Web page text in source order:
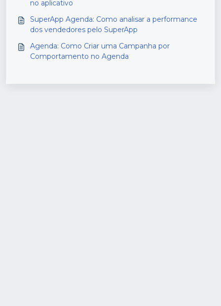
no aplicativo
SuperApp Agenda: Como analisar a performance
dos vendedores pelo SuperApp
Agenda: Como Criar uma Campanha por
Comportamento no Agenda